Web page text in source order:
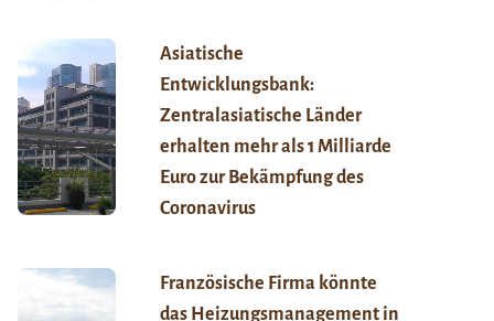
Asiatische
Entwicklungsbank:
Zentralasiatische Länder
erhalten mehr als 1 Milliarde
Euro zur Bekämpfung des
Coronavirus
Französische Firma könnte
das Heizungsmanagement in